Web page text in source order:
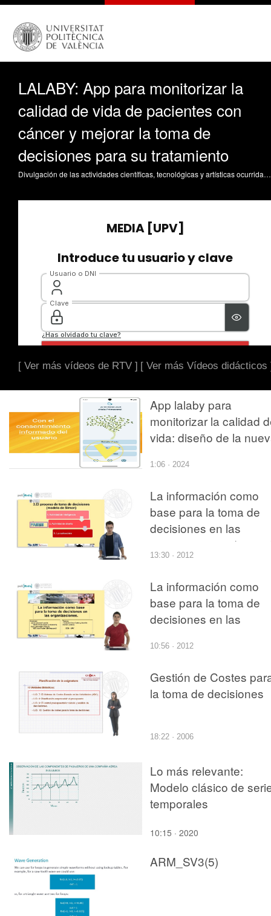
LALABY: App para monitorizar la
calidad de vida de pacientes con
cáncer y mejorar la toma de
decisiones para su tratamiento
Divulgación de las actividades científicas, tecnológicas y artísticas ocurridas en los tres campus de la UPV
[ Ver más vídeos de RTV ] [ Ver más Vídeos didácticos
App lalaby para
monitorizar la calidad
vida: diseño de la
1:06 · 2024
La información como
base para la toma de
decisiones en las
organizaciones
13:30 · 2012
La información como
base para la toma de
decisiones en las
10:56 · 2012
Gestión de Costes
la toma de decisiones
18:22 · 2006
Lo más relevante:
Modelo clásico de
temporales
10:15 · 2020
ARM_SV3(5)